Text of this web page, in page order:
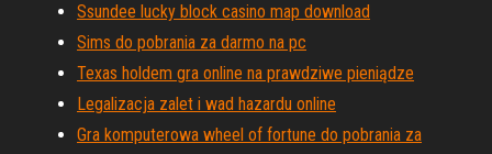
Ssundee lucky block casino map download
Sims do pobrania za darmo na pc
Texas holdem gra online na prawdziwe pieniądze
Legalizacja zalet i wad hazardu online
Gra komputerowa wheel of fortune do pobrania za